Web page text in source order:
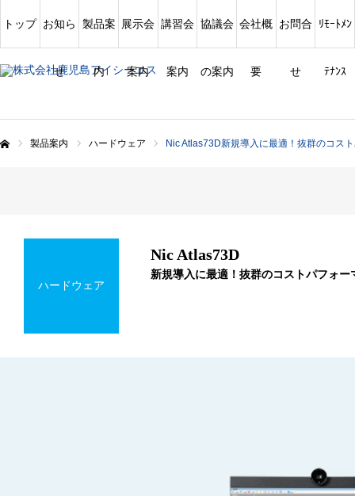
トップ お知ら
せ
製品案
内
展示会
案内
講習会
案内
協議会
の案内
会社概
要
お問合
せ
ﾘﾓｰﾄﾒﾝ
ﾃﾅﾝｽ
製品案内 ハードウェア Nic Atlas73D新規導入に最適！抜群のコス
ハードウェア
Nic Atlas73D
新規導入に最適！抜群のコストパフォー